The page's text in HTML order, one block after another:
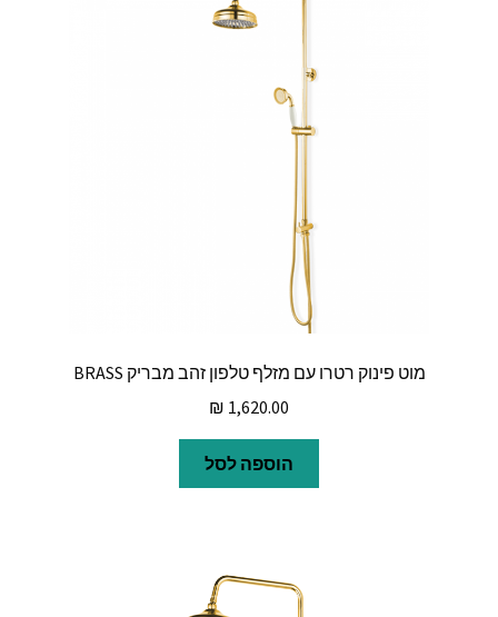
מוט פינוק רטרו עם מזלף טלפון זהב מבריק BRASS
₪ 1,620.00
הוספה לסל